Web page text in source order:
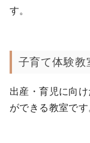
す。
子育て体験教
出産・育児に向
ができる教室です